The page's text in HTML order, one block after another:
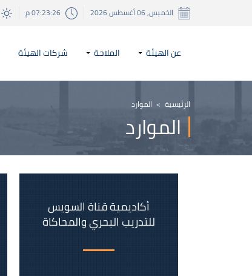
الخميس, 06 أغسطس 2026 07:23:26 م
عن الهيئة الملاحة شركات الهيئة
الرئيسية > الموارد
الموارد
أكاديمية قناة السويس
للتدريب البحري والمحاكاة